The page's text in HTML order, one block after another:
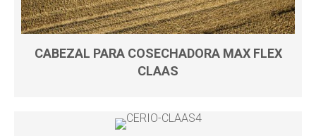
CABEZAL PARA COSECHADORA MAX FLEX
CLAAS